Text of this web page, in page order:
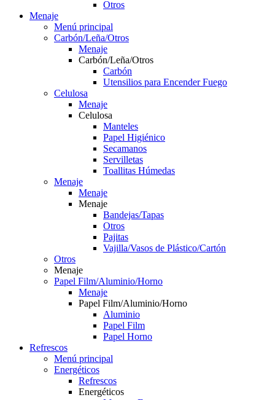
Otros
Menaje
Menú principal
Carbón/Leña/Otros
Menaje
Carbón/Leña/Otros
Carbón
Utensilios para Encender Fuego
Celulosa
Menaje
Celulosa
Manteles
Papel Higiénico
Secamanos
Servilletas
Toallitas Húmedas
Menaje
Menaje
Menaje
Bandejas/Tapas
Otros
Pajitas
Vajilla/Vasos de Plástico/Cartón
Otros
Menaje
Papel Film/Aluminio/Horno
Menaje
Papel Film/Aluminio/Horno
Aluminio
Papel Film
Papel Horno
Refrescos
Menú principal
Energéticos
Refrescos
Energéticos